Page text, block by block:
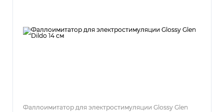
Фаллоимитатор для электростимуляции Glossy Glen